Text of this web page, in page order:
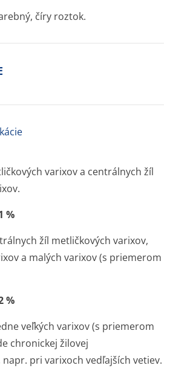
číry roztok.
varixov a centrálnych žíl
%
žíl metličkových varixov,
a malých varixov (s priemerom
%
veľkých varixov (s priemerom
chronickej žilovej
pri varixoch vedľajších vetiev.